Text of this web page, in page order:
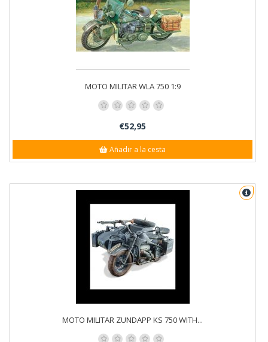
MOTO MILITAR WLA 750 1:9
€52,95
Añadir a la cesta
MOTO MILITAR ZUNDAPP KS 750 WITH...